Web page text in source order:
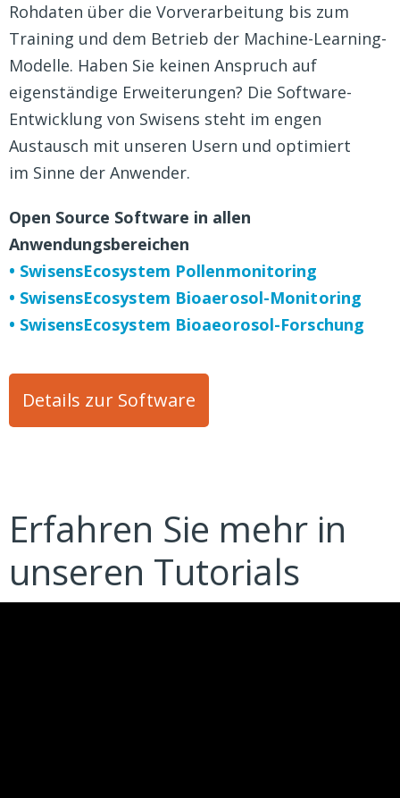
Rohdaten über die Vorverarbeitung bis zum
Training und dem Betrieb der Machine-Learning-
Modelle. Haben Sie keinen Anspruch auf
eigenständige Erweiterungen? Die Software-
Entwicklung von Swisens steht im engen
Austausch mit unseren Usern und optimiert
im Sinne der Anwender.
Open Source Software in allen
Anwendungsbereichen
• SwisensEcosystem Pollenmonitoring
• SwisensEcosystem Bioaerosol-Monitoring
• SwisensEcosystem Bioaeorosol-Forschung
Details zur Software
Erfahren Sie mehr in
unseren Tutorials